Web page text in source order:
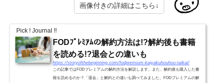
画像付きの詳細はこちら↓
Pick ! Journal !!
FODﾌﾟﾚﾐｱﾑの解約方法は!?解約後も書籍
を読める!?退会との違いも
https://storyofthebeginning.com/fodpremium-kaiyakuhouhou-taikai/
この記事ではFODプレミアムの解約方法を解説します。また、解約後も購入した書
籍を読めるのか？「退会」と解約との違いも調べてみました。FODプレミアムの解